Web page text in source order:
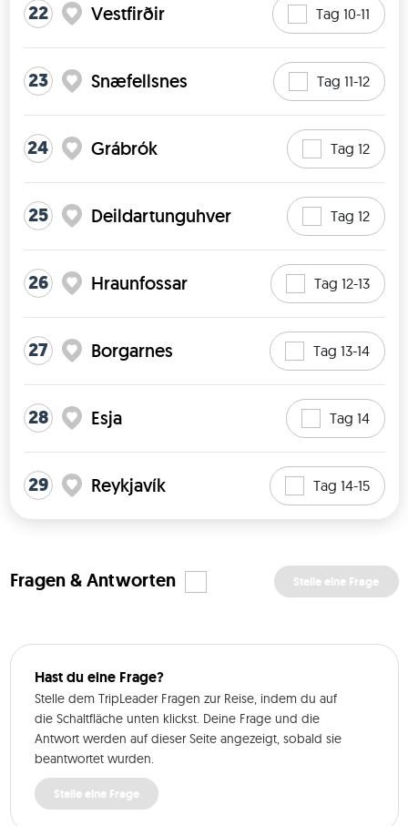
22 Vestfirðir Tag 10-11
23 Snæfellsnes Tag 11-12
24 Grábrók Tag 12
25 Deildartunguhver Tag 12
26 Hraunfossar Tag 12-13
27 Borgarnes Tag 13-14
28 Esja Tag 14
29 Reykjavík Tag 14-15
Fragen & Antworten Stelle eine Frage
Hast du eine Frage?
Stelle dem TripLeader Fragen zur Reise, indem du auf
die Schaltfläche unten klickst. Deine Frage und die
Antwort werden auf dieser Seite angezeigt, sobald sie
beantwortet wurden.
Stelle eine Frage